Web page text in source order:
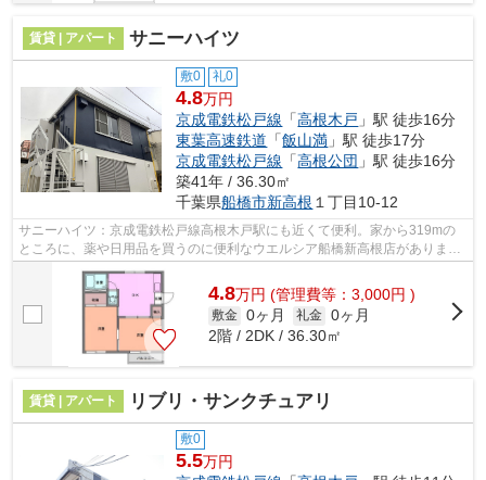
賃貸 | アパート サニーハイツ
敷0 礼0
4.8万円
京成電鉄松戸線 「高根木戸 」駅 徒歩16分
東葉高速鉄道 「飯山満 」駅 徒歩17分
京成電鉄松戸線 「高根公団 」駅 徒歩16分
築41年 / 36.30㎡
千葉県船橋市新高根 １丁目10-12
サニーハイツ：京成電鉄松戸線高根木戸駅にも近くて便利。家から319mの
ところに、薬や日用品を買うのに便利なウエルシア船橋新高根店がありま
す。お使いいただける駅は2駅あり、行き先...
4.8万円 (管理費等：3,000円 )
敷金 0ヶ月 礼金 0ヶ月
2階 / 2DK / 36.30㎡
賃貸 | アパート リブリ・サンクチュアリ
敷0
5.5万円